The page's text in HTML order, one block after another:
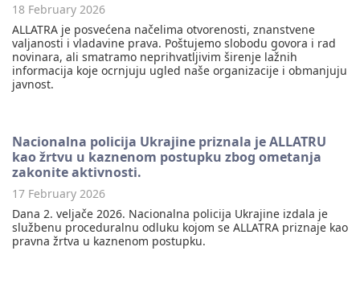
18 February 2026
ALLATRA je posvećena načelima otvorenosti, znanstvene
valjanosti i vladavine prava. Poštujemo slobodu govora i rad
novinara, ali smatramo neprihvatljivim širenje lažnih
informacija koje ocrnjuju ugled naše organizacije i obmanjuju
javnost.
Nacionalna policija Ukrajine priznala je ALLATRU
kao žrtvu u kaznenom postupku zbog ometanja
zakonite aktivnosti.
17 February 2026
Dana 2. veljače 2026. Nacionalna policija Ukrajine izdala je
službenu proceduralnu odluku kojom se ALLATRA priznaje kao
pravna žrtva u kaznenom postupku.